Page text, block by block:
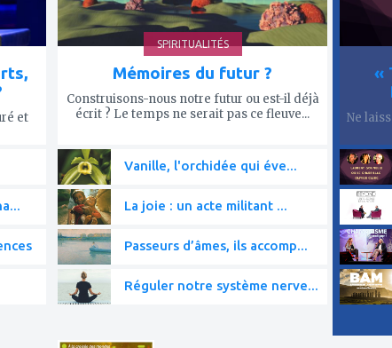
et
SPIRITUALITÉS
Mémoires du futur ?
Construisons-nous notre futur ou est-il déjà
écrit ? Le temps ne serait pas ce fleuve...
Vanille, l'orchidée qui éve...
La joie : un acte militant ...
Passeurs d’âmes, ils accomp...
Réguler notre système nerve...
«
Ne